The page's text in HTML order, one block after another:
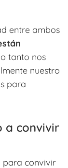
entre ambos
tanto nos
nuestro
para
a convivir
para convivir